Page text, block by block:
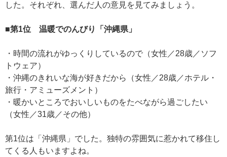
した。それぞれ、選んだ人の意見を見てみましょう。
■第1位 温暖でのんびり「沖縄県」
・時間の流れがゆっくりしているので（女性／28歳／ソフ
トウェア）
・沖縄のきれいな海が好きだから（女性／28歳／ホテル・
旅行・アミューズメント）
・暖かいところでおいしいものをたべながら過ごしたい
（女性／31歳／その他）
第1位は「沖縄県」でした。独特の雰囲気に惹かれて移住し
てくる人もいますよね。